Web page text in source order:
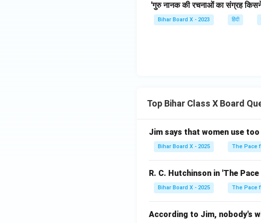
'गुरु नानक की रचनाओं का संग्रह
Bihar Board X - 2023 हिंदी
Top Bihar Class X Board
Jim says that women use
Bihar Board X - 2025 The Pace
R. C. Hutchinson in 'The
Bihar Board X - 2025 The Pace
According to Jim, nobody's